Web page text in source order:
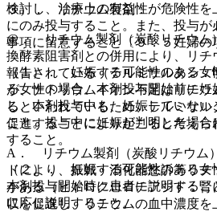
３）． リチウム製剤：
@． リチウム製剤（炭酸リチウム
換酵素阻害剤との併用により、リ
報告されている（テルミサルタン
が、ナトリウムイオン不足はリチ
るといわれているため、テルミサ
促進することにより起こると考えら
A． リチウム製剤（炭酸リチウム
ドにより、振戦・消化器愁訴等リ
がある（ヒドロクロロチアジド：
収を促進し、リチウムの血中濃度を
検討し、治療上の有益性が危険性
にのみ投与すること。また、投与
事項に留意すること〔９．５妊婦の
（１）． 妊娠する可能性のある女
る女性の場合、本剤投与開始前に
し、本剤投与中も、妊娠していな
こと。投与中に妊娠が判明した場合
すること。
（２）． 妊娠する可能性のある女
本剤投与開始時に患者に説明する
に応じ説明すること。